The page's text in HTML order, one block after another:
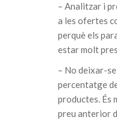
– Analitzar i
a les ofertes
perquè els
estar molt
– No deixar-
percentatge
productes. És
preu anterior